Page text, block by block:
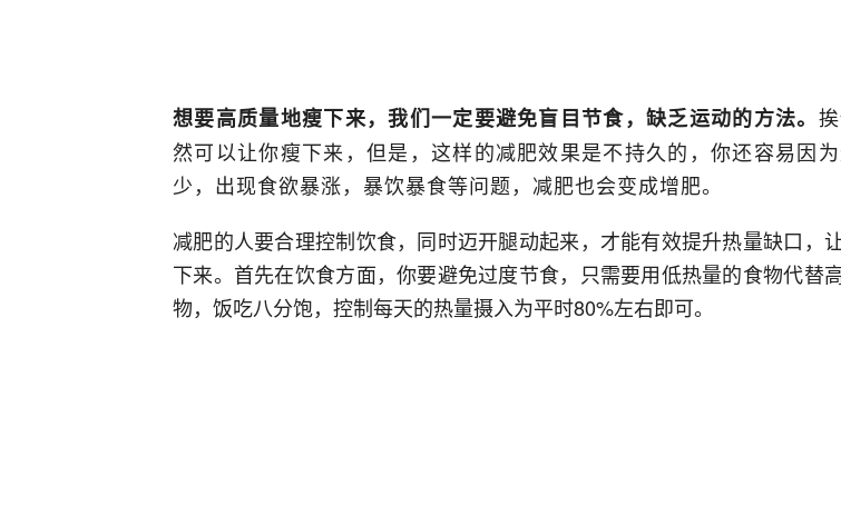
想要高质量地瘦下来，我们一定要避免盲目节食，缺乏运动的方法。
然可以让你瘦下来，但是，这样的减肥效果是不持久的，你还容易因
少，出现食欲暴涨，暴饮暴食等问题，减肥也会变成增肥。
减肥的人要合理控制饮食，同时迈开腿动起来，才能有效提升热量缺口，
下来。首先在饮食方面，你要避免过度节食，只需要用低热量的食物代替
物，饭吃八分饱，控制每天的热量摄入为平时80%左右即可。